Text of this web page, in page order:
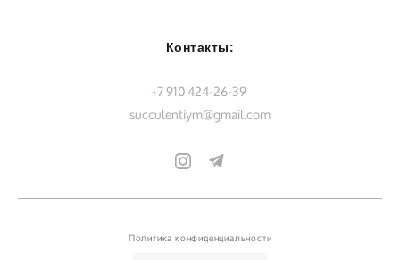
Контакты:
+7 910 424-26-39
succulentiym@gmail.com
Политика конфиденциальности